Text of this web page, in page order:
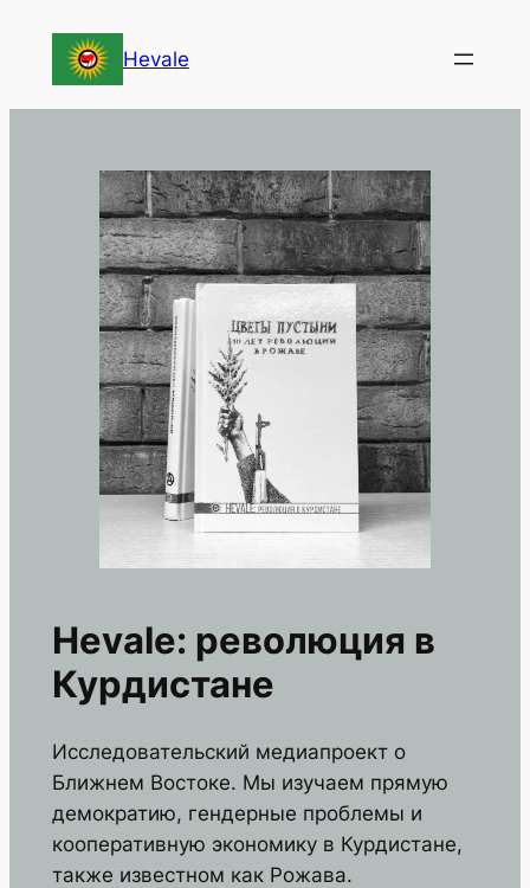
содержимому
Hevale
Hevale: революция в
Курдистане
Исследовательский медиапроект о
Ближнем Востоке. Мы изучаем прямую
демократию, гендерные проблемы и
кооперативную экономику в Курдистане,
также известном как Рожава.